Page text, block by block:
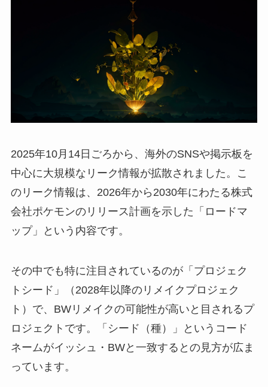
2025年10月14日ごろから、海外のSNSや掲示板を
中心に大規模なリーク情報が拡散されました。こ
のリーク情報は、2026年から2030年にわたる株式
会社ポケモンのリリース計画を示した「ロードマ
ップ」という内容です。
その中でも特に注目されているのが「プロジェク
トシード」（2028年以降のリメイクプロジェク
ト）で、BWリメイクの可能性が高いと目されるプ
ロジェクトです。「シード（種）」というコード
ネームがイッシュ・BWと一致するとの見方が広ま
っています。